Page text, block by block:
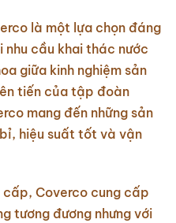
là một lựa chọn đáng
cầu khai thác nước
giữa kinh nghiệm sản
tiến của tập đoàn
mang đến những sản
hiệu suất tốt và vận
cấp, Coverco cung cấp
tương đương nhưng với